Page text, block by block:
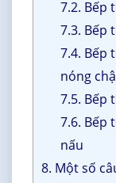
7.2. Bếp
7.3. Bếp
7.4. Bếp
nóng
7.5. Bếp
7.6. Bếp
nấu
8. Một số